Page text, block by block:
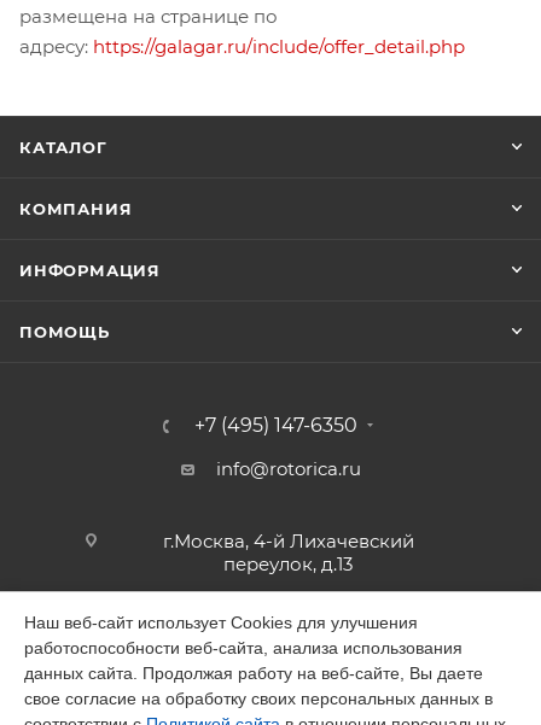
размещена на странице по
адресу: https://galagar.ru/include/offer_detail.php
КАТАЛОГ
КОМПАНИЯ
ИНФОРМАЦИЯ
ПОМОЩЬ
+7 (495) 147-6350
info@rotorica.ru
г.Москва, 4-й Лихачевский
переулок, д.13
2026 © GALAGAR
Наш веб-сайт использует Cookies для улучшения
работоспособности веб-сайта, анализа использования
данных сайта. Продолжая работу на веб-сайте, Вы даете
свое согласие на обработку своих персональных данных в